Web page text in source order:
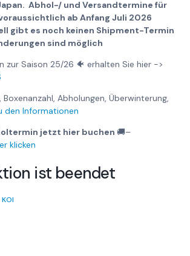
Abhol-/ und Versandtermine für
ab Anfang Juli 2026
gibt es noch keinen Shipment-Termin
sind möglich
zur Saison 25/26 🐠 erhalten Sie hier ->
Boxenanzahl, Abholungen, Überwinterung,
den Informationen
jetzt hier buchen 🚚–
klicken
ist beendet